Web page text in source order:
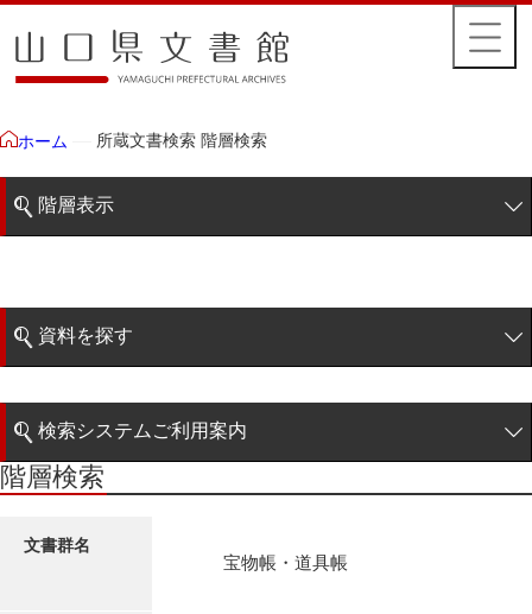
ホーム 所蔵文書検索 階層検索
階層表示
藩政文書
大令録
資料を探す
階層検索
検索システムご利用案内
検索システムの利用について
更新履歴
階層検索
文書群名
宝物帳・道具帳